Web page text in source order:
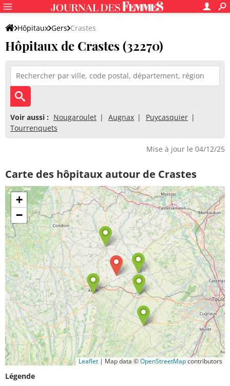
Hôpitaux Gers Crastes
Hôpitaux de Crastes (32270)
Voir aussi : Nougaroulet Augnax
Puycasquier
Tourrenquets
Mise à jour le 04/12/25
Carte des hôpitaux autour de Crastes
+
−
Leaflet | Map data ©OpenStreetMapcontributors
Légende